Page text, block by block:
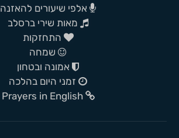
אלפי שיעורים להאזנה
מאות שירי ברסלב
התחזקות
שמחה
אמונה ובטחון
זמני היום בהלכה
Prayers in English